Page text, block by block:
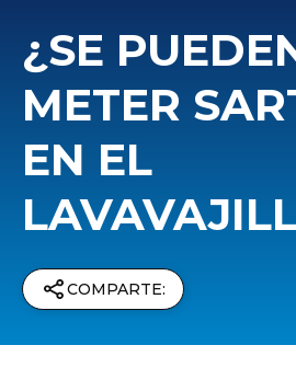
¿SE
METER
EN EL
COMPARTE: